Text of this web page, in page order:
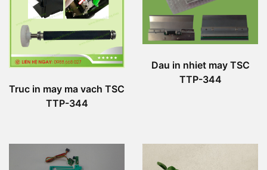
Truc in may ma vach TSC
TTP-344
Dau in nhiet may TSC
TTP-344